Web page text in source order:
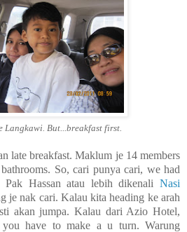
Langkawi. But...breakfast first.
late breakfast. Maklum je 14 members
So, cari punya cari, we had
Pak Hassan atau lebih dikenali Nasi
je nak cari. Kalau kita heading ke arah
akan jumpa. Kalau dari Azio Hotel,
you have to make a u turn. Warung